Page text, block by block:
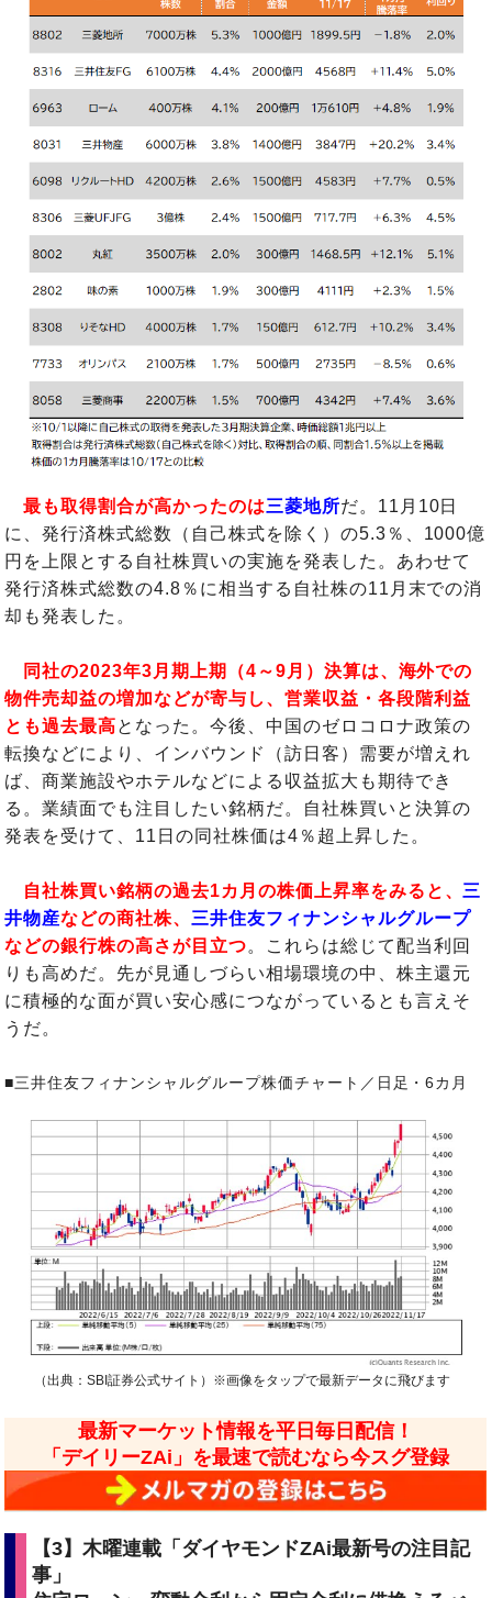
最も取得割合が高かったのは三菱地所だ。11月10日
に、発行済株式総数（自己株式を除く）の5.3％、1000億
円を上限とする自社株買いの実施を発表した。あわせて
発行済株式総数の4.8％に相当する自社株の11月末での消
却も発表した。
同社の2023年3月期上期（4～9月）決算は、海外での
物件売却益の増加などが寄与し、営業収益・各段階利益
とも過去最高となった。今後、中国のゼロコロナ政策の
転換などにより、インバウンド（訪日客）需要が増えれ
ば、商業施設やホテルなどによる収益拡大も期待でき
る。業績面でも注目したい銘柄だ。自社株買いと決算の
発表を受けて、11日の同社株価は4％超上昇した。
自社株買い銘柄の過去1カ月の株価上昇率をみると、 三
井物産などの商社株、 三井住友フィナンシャルグループ
などの銀行株の高さが目立つ。これらは総じて配当利回
りも高めだ。先が見通しづらい相場環境の中、株主還元
に積極的な面が買い安心感につながっているとも言えそ
うだ。
■三井住友フィナンシャルグループ株価チャート／日足・6カ月
（出典：SBI証券公式サイト）※画像をタップで最新データに飛びます
最新マーケット情報を平日毎日配信！
「デイリーZAi」を最速で読むなら今スグ登録
【3】木曜連載「ダイヤモンドZAi最新号の注目記
事」